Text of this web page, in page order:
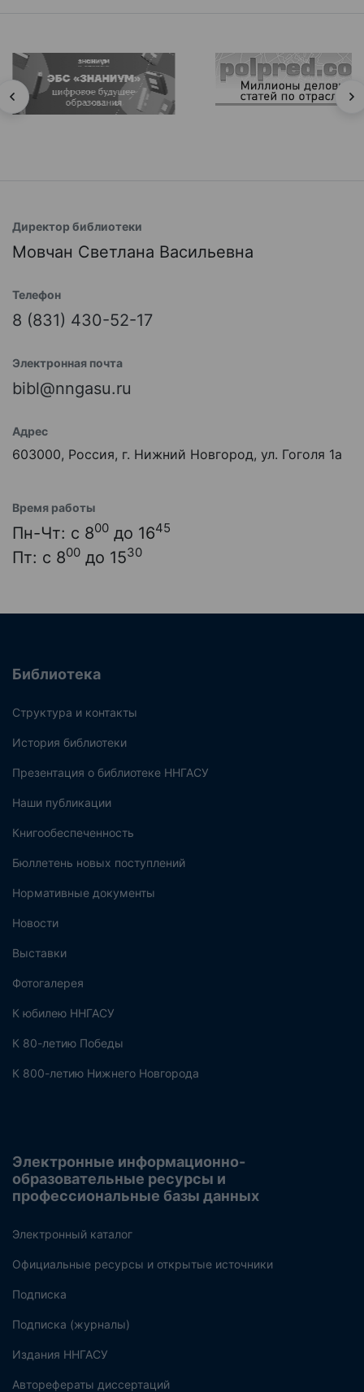
Директор библиотеки
Мовчан Светлана Васильевна
Телефон
8 (831) 430-52-17
Электронная почта
bibl@nngasu.ru
Адрес
603000, Россия, г. Нижний Новгород, ул. Гоголя 1а
Время работы
Пн-Чт: с 800 до 1645
Пт: с 800 до 1530
Библиотека
Структура и контакты
История библиотеки
Презентация о библиотеке ННГАСУ
Наши публикации
Книгообеспеченность
Бюллетень новых поступлений
Нормативные документы
Новости
Выставки
Фотогалерея
К юбилею ННГАСУ
К 80-летию Победы
К 800-летию Нижнего Новгорода
Электронные информационно-
образовательные ресурсы и
профессиональные базы данных
Электронный каталог
Официальные ресурсы и открытые источники
Подписка
Подписка (журналы)
Издания ННГАСУ
Авторефераты диссертаций